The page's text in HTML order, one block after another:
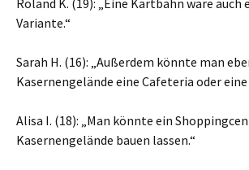
Roland K. (19): „Eine Kartbahn wäre auch
Variante.“
Sarah H. (16): „Außerdem könnte man
Kasernengelände eine Cafeteria oder
Alisa I. (18): „Man könnte ein
Kasernengelände bauen lassen.“